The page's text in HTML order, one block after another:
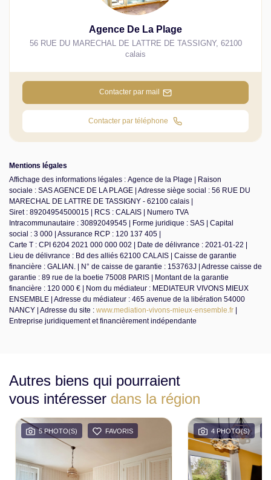
Agence De La Plage
56 RUE DU MARECHAL DE LATTRE DE TASSIGNY, 62100
calais
Contacter par mail
Contacter par téléphone
Mentions légales
Affichage des informations légales : Agence de la Plage | Raison
sociale : SAS AGENCE DE LA PLAGE | Adresse siège social : 56 RUE DU
MARECHAL DE LATTRE DE TASSIGNY - 62100 calais |
Siret : 89204954500015 | RCS : CALAIS | Numero TVA
Intracommunautaire : 30892049545 | Forme juridique : SAS | Capital
social : 3 000 | Assurance RCP : 120 137 405 |
Carte T : CPI 6204 2021 000 000 002 | Date de délivrance : 2021-01-22 |
Lieu de délivrance : Bd des alliés 62100 CALAIS | Caisse de garantie
financière : GALIAN. | N° de caisse de garantie : 153763J | Adresse caisse de
garantie : 89 rue de la boetie 75008 PARIS | Montant de la garantie
financière : 120 000 € | Nom du médiateur : MEDIATEUR VIVONS MIEUX
ENSEMBLE | Adresse du médiateur : 465 avenue de la libération 54000
NANCY | Adresse du site : www.mediation-vivons-mieux-ensemble.fr
Entreprise juridiquement et financièrement indépendante
Autres biens qui pourraient
vous intéresser dans la région
5 PHOTO(S) FAVORIS 4 PHOTO(S)